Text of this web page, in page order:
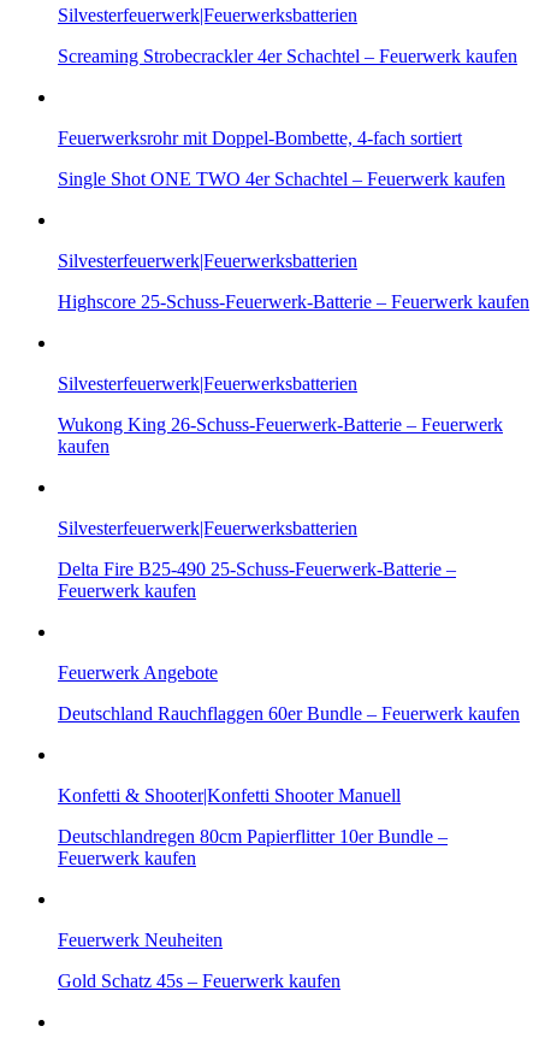
Silvesterfeuerwerk|Feuerwerksbatterien
Screaming Strobecrackler 4er Schachtel – Feuerwerk kaufen
Feuerwerksrohr mit Doppel-Bombette, 4-fach sortiert
Single Shot ONE TWO 4er Schachtel – Feuerwerk kaufen
Silvesterfeuerwerk|Feuerwerksbatterien
Highscore 25-Schuss-Feuerwerk-Batterie – Feuerwerk kaufen
Silvesterfeuerwerk|Feuerwerksbatterien
Wukong King 26-Schuss-Feuerwerk-Batterie – Feuerwerk
kaufen
Silvesterfeuerwerk|Feuerwerksbatterien
Delta Fire B25-490 25-Schuss-Feuerwerk-Batterie –
Feuerwerk kaufen
Feuerwerk Angebote
Deutschland Rauchflaggen 60er Bundle – Feuerwerk kaufen
Konfetti & Shooter|Konfetti Shooter Manuell
Deutschlandregen 80cm Papierflitter 10er Bundle –
Feuerwerk kaufen
Feuerwerk Neuheiten
Gold Schatz 45s – Feuerwerk kaufen